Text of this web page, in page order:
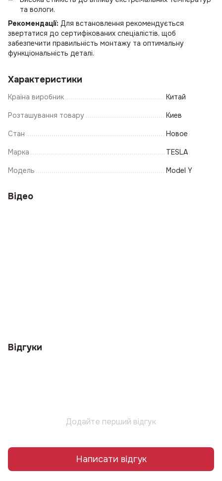
та вологи.
Рекомендації: Для встановлення рекомендується
звертатися до сертифікованих спеціалістів, щоб
забезпечити правильність монтажу та оптимальну
функціональність деталі.
Характеристики
Країна виробник Китай
Розташування товару Киев
Стан Новое
Марка TESLA
Модель Model Y
Відео
Відгуки
Додайте перший відгук
Написати відгук